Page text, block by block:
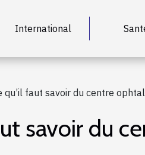
International
qu’il faut savoir du centre
savoir du